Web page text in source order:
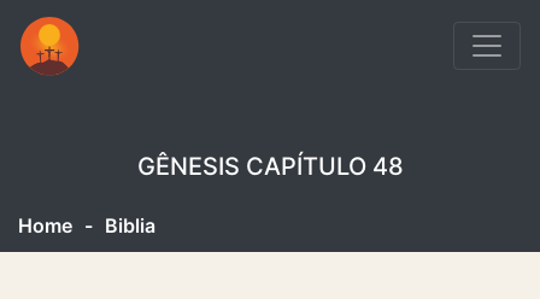
GÊNESIS CAPÍTULO 48
Home - Biblia